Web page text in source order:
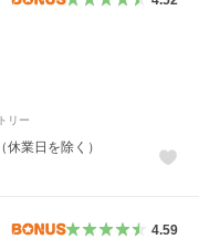
リー
業日を除く）
4.59